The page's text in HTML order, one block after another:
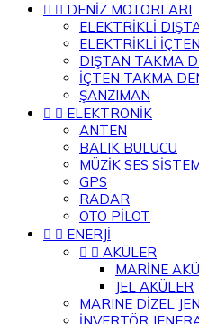
  DENİZ MOTORLARI
ELEKTRİKLİ
ELEKTRİKLİ
DIŞTAN TAKMA
İÇTEN TAKMA
ŞANZIMAN
  ELEKTRONİK
ANTEN
BALIK BULUCU
MÜZİK SES
GPS
RADAR
OTO PİLOT
  ENERJİ
  AKÜLER
MARİNE
JEL AKÜLER
MARINE DİZEL